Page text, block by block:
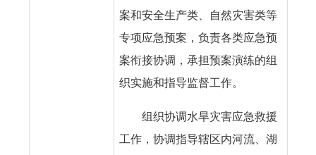
案和安全生产类、自然灾害类等
专项应急预案，负责各类应急预
案衔接协调，承担预案演练的组
织实施和指导监督工作。
组织协调水旱灾害应急救援
工作，协调指导辖区内河流、湖